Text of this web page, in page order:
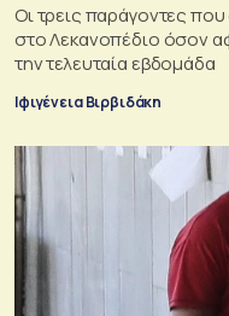
Oι τρεις παράγοντες
στο Λεκανοπέδιο όσον
την τελευταία εβδομάδα
Ιφιγένεια Βιρβιδάκη